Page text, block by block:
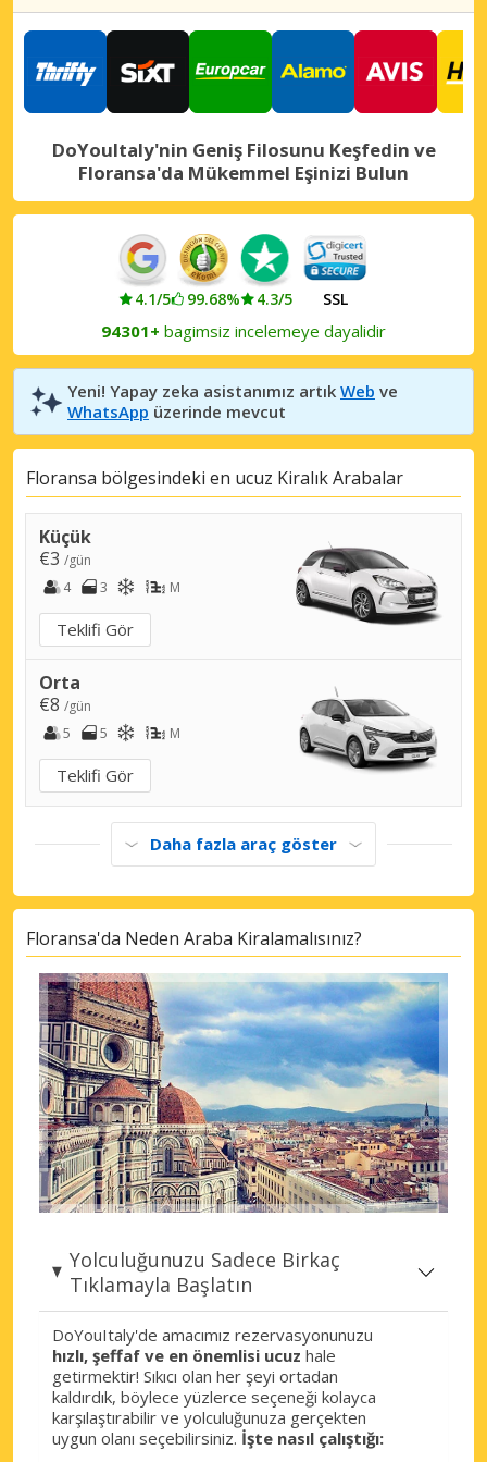
DoYouItaly'nin Geniş Filosunu Keşfedin ve
Floransa'da Mükemmel Eşinizi Bulun
4.1/5 99.68% 4.3/5 SSL
94301+ bagimsiz incelemeye dayalidir
Yeni! Yapay zeka asistanımız artık Web ve
WhatsApp üzerinde mevcut
Floransa bölgesindeki en ucuz Kiralık Arabalar
Küçük
€3 /gün
4
3 M
Teklifi Gör
Orta
€8 /gün
5
5 M
Teklifi Gör
Daha fazla araç göster
Floransa'da Neden Araba Kiralamalısınız?
Yolculuğunuzu Sadece Birkaç
Tıklamayla Başlatın
DoYouItaly'de amacımız rezervasyonunuzu
hızlı, şeffaf ve en önemlisi ucuz hale
getirmektir! Sıkıcı olan her şeyi ortadan
kaldırdık, böylece yüzlerce seçeneği kolayca
karşılaştırabilir ve yolculuğunuza gerçekten
uygun olanı seçebilirsiniz. İşte nasıl çalıştığı: